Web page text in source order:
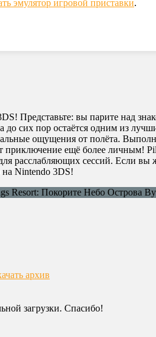
эмулятор игровой приставки.
Представьте: вы парите над
сих пор остаётся одним из
ощущения от полёта.
ещё более личным!
расслабляющих сессий. Если вы
Nintendo 3DS!
архив
загрузки. Спасибо!